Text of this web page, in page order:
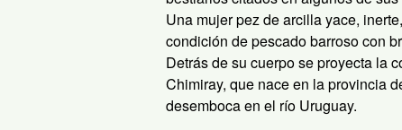
Una mujer pez de arcilla yace,
condición de pescado barroso con
Detrás de su cuerpo se proyecta la
Chimiray, que nace en la provincia
desemboca en el río Uruguay.